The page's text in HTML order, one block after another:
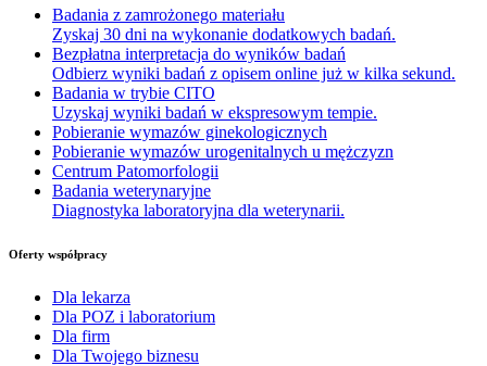
Badania z zamrożonego materiału
Zyskaj 30 dni na wykonanie dodatkowych badań.
Bezpłatna interpretacja do wyników badań
Odbierz wyniki badań z opisem online już w kilka sekund.
Badania w trybie CITO
Uzyskaj wyniki badań w ekspresowym tempie.
Pobieranie wymazów ginekologicznych
Pobieranie wymazów urogenitalnych u mężczyzn
Centrum Patomorfologii
Badania weterynaryjne
Diagnostyka laboratoryjna dla weterynarii.
Oferty współpracy
Dla lekarza
Dla POZ i laboratorium
Dla firm
Dla Twojego biznesu